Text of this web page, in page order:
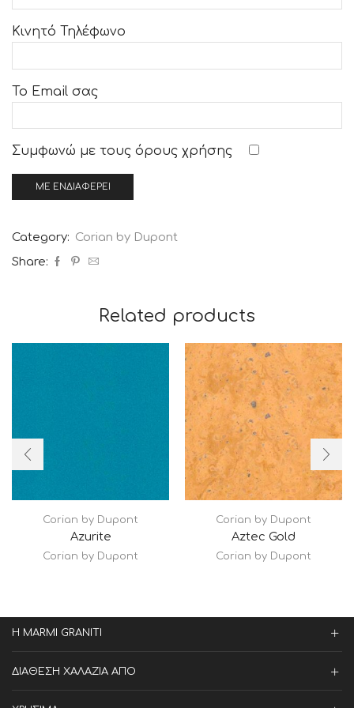
Κινητό Τηλέφωνο
Το Email σας
Συμφωνώ με τους όρους χρήσης
Category: Corian by Dupont
Share:
Related products
Corian by Dupont
Azurite
Corian by Dupont
Corian by Dupont
Aztec Gold
Corian by Dupont
Η MARMI GRANITI
ΔΙΑΘΕΣΗ ΧΑΛΑΖΙΑ ΑΠΟ